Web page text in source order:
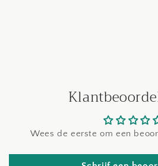
Wees de eerste om een